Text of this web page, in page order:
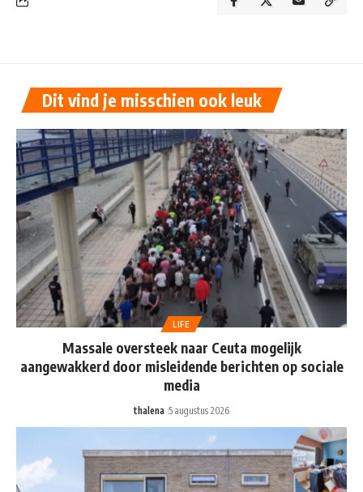
Dit vind je misschien ook leuk
LIFE
Massale oversteek naar Ceuta mogelijk
aangewakkerd door misleidende berichten op sociale
media
thalena 5 augustus 2026